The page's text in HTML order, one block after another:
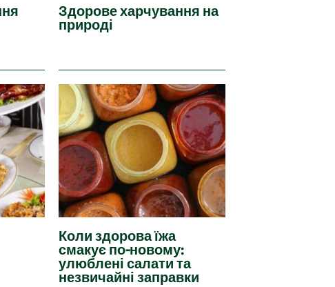
Здорове харчування на
природі
Коли здорова їжа
смакує по-новому:
улюблені салати та
незвичайні заправки